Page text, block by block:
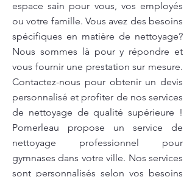
espace sain pour vous, vos employés
ou votre famille. Vous avez des besoins
spécifiques en matière de nettoyage?
Nous sommes là pour y répondre et
vous fournir une prestation sur mesure.
Contactez-nous pour obtenir un devis
personnalisé et profiter de nos services
de nettoyage de qualité supérieure !
Pomerleau propose un service de
nettoyage professionnel pour
gymnases dans votre ville. Nos services
sont personnalisés selon vos besoins